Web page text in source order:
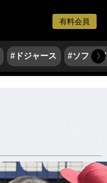
有料会員
#ドジャース #ソフト〉